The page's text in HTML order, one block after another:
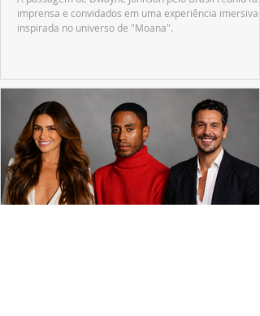
imprensa e convidados em uma experiência imersiva
inspirada no universo de "Moana".